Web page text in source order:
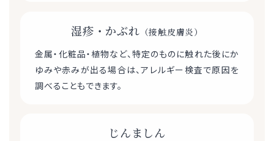
湿疹・かぶれ （接触皮膚炎）
金属・化粧品・植物など、特定のものに触れた後にか
ゆみや赤みが出る場合は、アレルギー検査で原因を
調べることもできます。
じんましん